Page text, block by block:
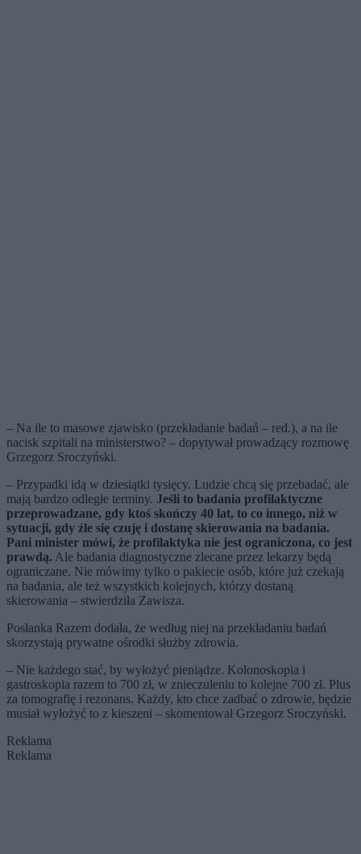
– Na ile to masowe zjawisko (przekładanie badań – red.), a na ile
nacisk szpitali na ministerstwo? – dopytywał prowadzący rozmowę
Grzegorz Sroczyński.
– Przypadki idą w dziesiątki tysięcy. Ludzie chcą się przebadać, ale
mają bardzo odległe terminy. Jeśli to badania profilaktyczne
przeprowadzane, gdy ktoś skończy 40 lat, to co innego, niż w
sytuacji, gdy źle się czuję i dostanę skierowania na badania.
Pani minister mówi, że profilaktyka nie jest ograniczona, co jest
prawdą. Ale badania diagnostyczne zlecane przez lekarzy będą
ograniczane. Nie mówimy tylko o pakiecie osób, które już czekają
na badania, ale też wszystkich kolejnych, którzy dostaną
skierowania – stwierdziła Zawisza.
Posłanka Razem dodała, że według niej na przekładaniu badań
skorzystają prywatne ośrodki służby zdrowia.
– Nie każdego stać, by wyłożyć pieniądze. Kolonoskopia i
gastroskopia razem to 700 zł, w znieczuleniu to kolejne 700 zł. Plus
za tomografię i rezonans. Każdy, kto chce zadbać o zdrowie, będzie
musiał wyłożyć to z kieszeni – skomentował Grzegorz Sroczyński.
Reklama
Reklama